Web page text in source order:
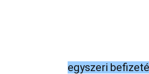
egyszeri